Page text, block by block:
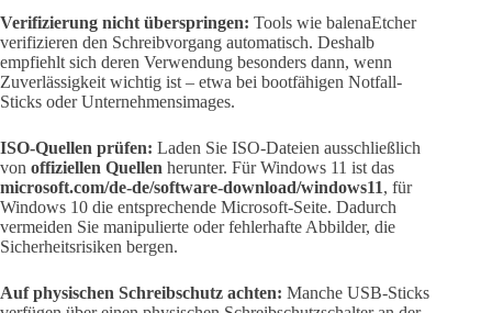
Verifizierung nicht überspringen: Tools wie balenaEtcher
verifizieren den Schreibvorgang automatisch. Deshalb
empfiehlt sich deren Verwendung besonders dann, wenn
Zuverlässigkeit wichtig ist – etwa bei bootfähigen Notfall-
Sticks oder Unternehmensimages.
ISO-Quellen prüfen: Laden Sie ISO-Dateien ausschließlich
von offiziellen Quellen herunter. Für Windows 11 ist das
microsoft.com/de-de/software-download/windows11, für
Windows 10 die entsprechende Microsoft-Seite. Dadurch
vermeiden Sie manipulierte oder fehlerhafte Abbilder, die
Sicherheitsrisiken bergen.
Auf physischen Schreibschutz achten: Manche USB-Sticks